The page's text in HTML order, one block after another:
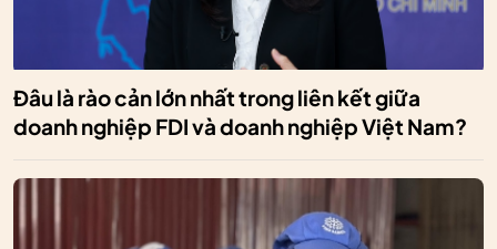
Đâu là rào cản lớn nhất trong liên kết giữa
doanh nghiệp FDI và doanh nghiệp Việt Nam?